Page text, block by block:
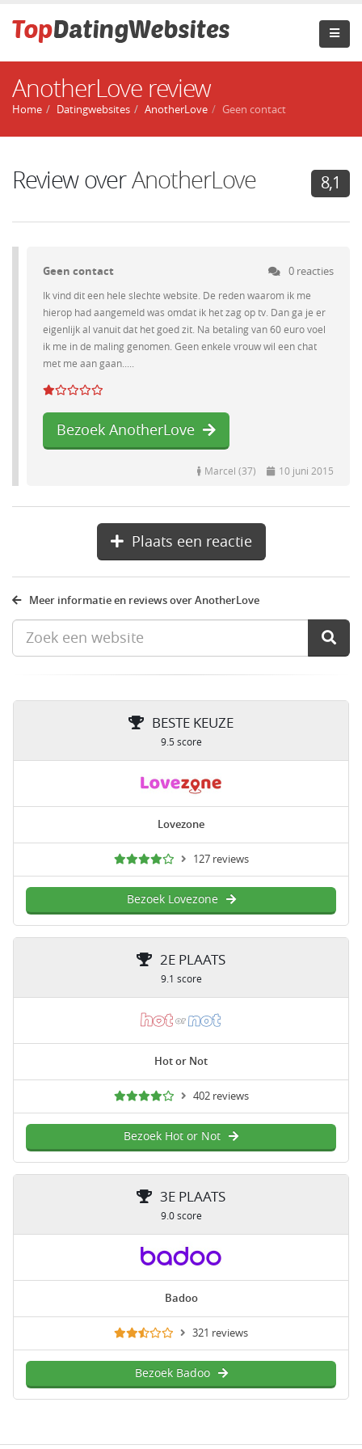
AnotherLove review
Home Datingwebsites AnotherLove Geen contact
Review overAnotherLove 8,1
Geen contact 0 reacties
Ik vind dit een hele slechte website. De reden waarom ik me
hierop had aangemeld was omdat ik het zag op tv. Dan ga je er
eigenlijk al vanuit dat het goed zit. Na betaling van 60 euro voel
ik me in de maling genomen. Geen enkele vrouw wil een chat
met me aan gaan.....
Bezoek AnotherLove
Marcel (37) 10 juni 2015
Plaats een reactie
Meer informatie en reviews over AnotherLove
BESTE KEUZE
9.5 score
Lovezone
127 reviews
Bezoek Lovezone
2E PLAATS
9.1 score
Hot or Not
402 reviews
Bezoek Hot or Not
3E PLAATS
9.0 score
Badoo
321 reviews
Bezoek Badoo